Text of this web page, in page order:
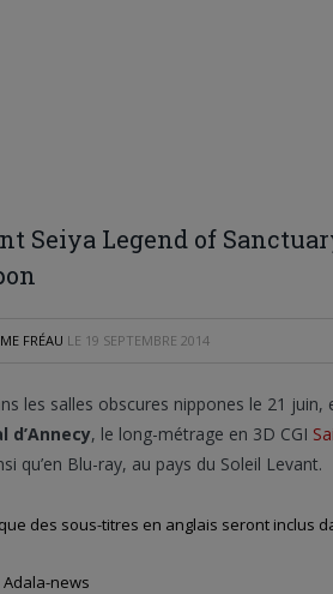
Seiya Legend of
FRÉAU LE 19 SEPTEMBRE 2014
les salles obscures nippones le 21
d’Annecy, le long-métrage en 3D CGI
qu’en Blu-ray, au pays du Soleil Levant.
des sous-titres en anglais seront inclus
Adala-news